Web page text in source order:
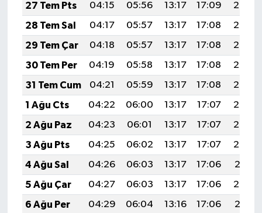
27 Tem Pts
04:15 05:56 13:17 17:09
20:28
28 Tem Sal
04:17 05:57 13:17 17:08
20:27
29 Tem Çar
04:18 05:57 13:17 17:08
20:27
30 Tem Per
04:19 05:58 13:17 17:08
20:26
31 Tem Cum
04:21 05:59 13:17 17:08
20:25
1 Ağu Cts
04:22 06:00 13:17 17:07
20:24
2 Ağu Paz
04:23 06:01 13:17 17:07
20:23
3 Ağu Pts
04:25 06:02 13:17 17:07
20:22
4 Ağu Sal
04:26 06:03 13:17 17:06
20:21
5 Ağu Çar
04:27 06:03 13:17 17:06
20:20
6 Ağu Per
04:29 06:04 13:16 17:06
20:18